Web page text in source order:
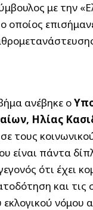
με την
οποίος
ανέβηκε ο
Ηλίας
τους
είναι πάντα
ότι έχει
και τις
νόμου